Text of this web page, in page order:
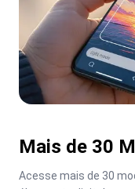
Mais de 30
Acesse mais de 30